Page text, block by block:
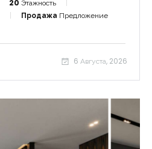
20 Этажность
Продажа Предложение
6 Августа, 2026